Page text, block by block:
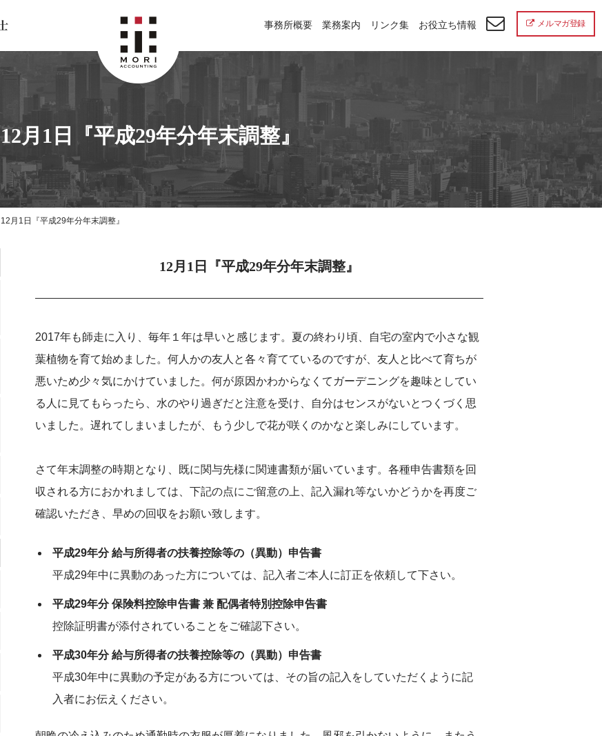
北関東 足利市の公認会計士・税理士事務所 森会計事務所
事務所概要 業務案内 リンク集 お役立ち情報 メルマガ登録
12月1日『平成29年分年末調整』
12月1日『平成29年分年末調整』
12月1日『平成29年分年末調整』
2017年も師走に入り、毎年１年は早いと感じます。夏の終わり頃、自宅の室内で小さな観
葉植物を育て始めました。何人かの友人と各々育てているのですが、友人と比べて育ちが
悪いため少々気にかけていました。何が原因かわからなくてガーデニングを趣味としてい
る人に見てもらったら、水のやり過ぎだと注意を受け、自分はセンスがないとつくづく思
いました。遅れてしまいましたが、もう少しで花が咲くのかなと楽しみにしています。
さて年末調整の時期となり、既に関与先様に関連書類が届いています。各種申告書類を回
収される方におかれましては、下記の点にご留意の上、記入漏れ等ないかどうかを再度ご
確認いただき、早めの回収をお願い致します。
平成29年分 給与所得者の扶養控除等の（異動）申告書
平成29年中に異動のあった方については、記入者ご本人に訂正を依頼して下さい。
平成29年分 保険料控除申告書 兼 配偶者特別控除申告書
控除証明書が添付されていることをご確認下さい。
平成30年分 給与所得者の扶養控除等の（異動）申告書
平成30年中に異動の予定がある方については、その旨の記入をしていただくように記
入者にお伝えください。